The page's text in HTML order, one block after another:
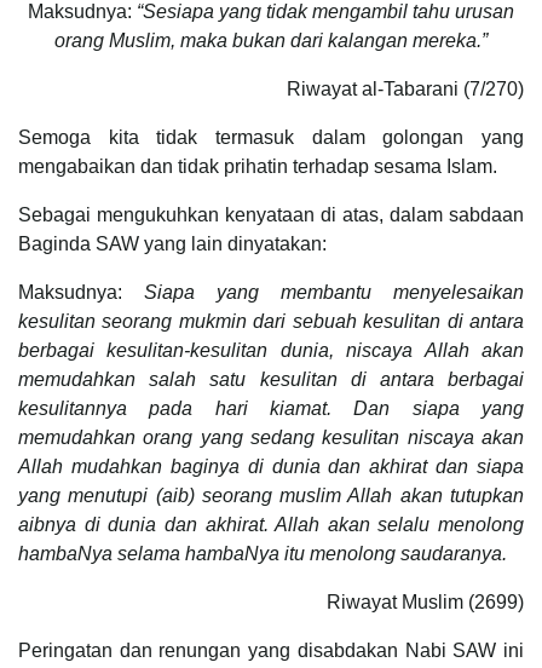
Maksudnya: “Sesiapa yang tidak mengambil tahu urusan
orang Muslim, maka bukan dari kalangan mereka.”
Riwayat al-Tabarani (7/270)
Semoga kita tidak termasuk dalam golongan yang
mengabaikan dan tidak prihatin terhadap sesama Islam.
Sebagai mengukuhkan kenyataan di atas, dalam sabdaan
Baginda SAW yang lain dinyatakan:
Maksudnya: Siapa yang membantu menyelesaikan
kesulitan seorang mukmin dari sebuah kesulitan di antara
berbagai kesulitan-kesulitan dunia, niscaya Allah akan
memudahkan salah satu kesulitan di antara berbagai
kesulitannya pada hari kiamat. Dan siapa yang
memudahkan orang yang sedang kesulitan niscaya akan
Allah mudahkan baginya di dunia dan akhirat dan siapa
yang menutupi (aib) seorang muslim Allah akan tutupkan
aibnya di dunia dan akhirat. Allah akan selalu menolong
hambaNya selama hambaNya itu menolong saudaranya.
Riwayat Muslim (2699)
Peringatan dan renungan yang disabdakan Nabi SAW ini